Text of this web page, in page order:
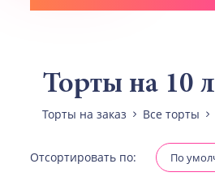
Торты на 10
Торты на заказ Все торты
Отсортировать по: По